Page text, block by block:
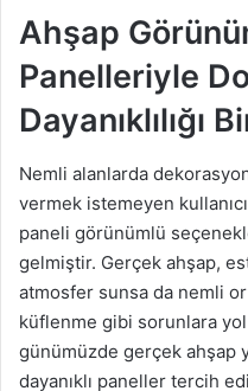
Ahşap
Panelleriyle
Dayanıklılığı
Nemli alanlarda
vermek istemeyen
paneli görünümlü
gelmiştir. Gerçek ahşap,
atmosfer sunsa da nemli
küflenme gibi sorunlara
günümüzde gerçek ahşap
dayanıklı paneller tercih